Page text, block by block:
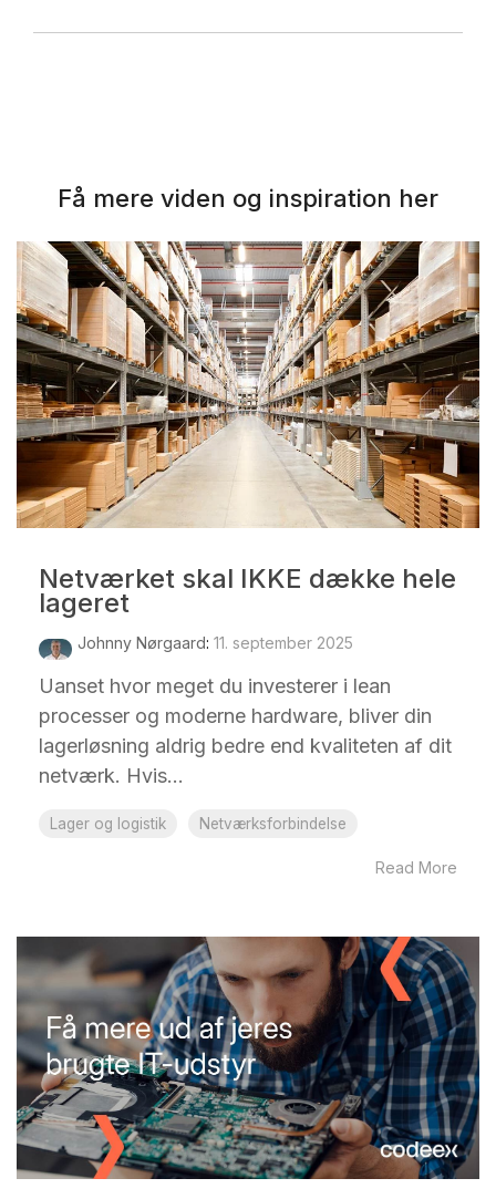
Få mere viden og inspiration her
Netværket skal IKKE dække hele
lageret
Johnny Nørgaard: 11. september 2025
Uanset hvor meget du investerer i lean
processer og moderne hardware, bliver din
lagerløsning aldrig bedre end kvaliteten af dit
netværk. Hvis...
Lager og logistik Netværksforbindelse
Read More